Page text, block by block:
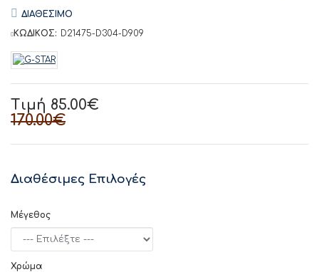
Τιμή 85.00€
170.00€
ΔΙΑΘΕΣΙΜΟ
ΚΩΔΙΚΟΣ: D21475-D304-D909
Διαθέσιμες Επιλογές
Μέγεθος
Χρώμα